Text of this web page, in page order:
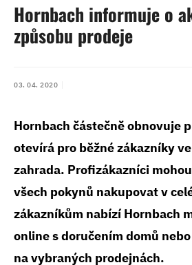
Hornbach informuje o
způsobu prodeje
03. 04. 2020
Hornbach částečně obnovuje
otevírá pro běžné zákazníky
zahrada. Profizákazníci
všech pokynů nakupovat v
zákazníkům nabízí Hornbach
online s doručením domů
na vybraných prodejnách.